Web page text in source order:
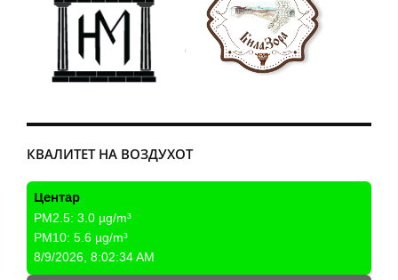
КВАЛИТЕТ НА ВОЗДУХОТ
Центар
PM2.5: 3.0 µg/m³
PM10: 5.6 µg/m³
8/9/2026, 8:02:34 AM